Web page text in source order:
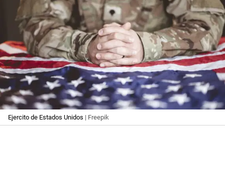
Ejercito de Estados Unidos | Freepik